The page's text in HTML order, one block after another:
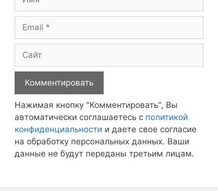
Нажимая кнопку "Комментировать", Вы
автоматически соглашаетесь с политикой
конфиденциальности и даете свое согласие
на обработку персональных данных. Ваши
данные не будут переданы третьим лицам.